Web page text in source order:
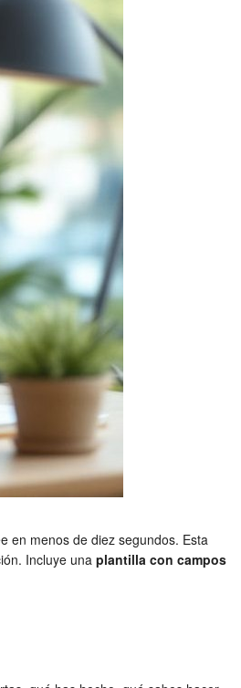
en menos de diez segundos. Esta
Incluye una plantilla con campos